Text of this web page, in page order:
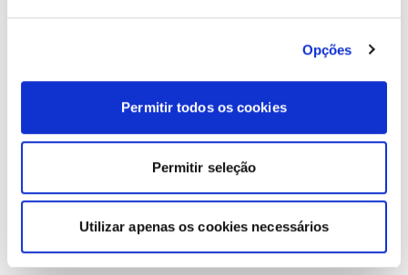
Opções
Permitir todos os cookies
Permitir seleção
Utilizar apenas os cookies necessários